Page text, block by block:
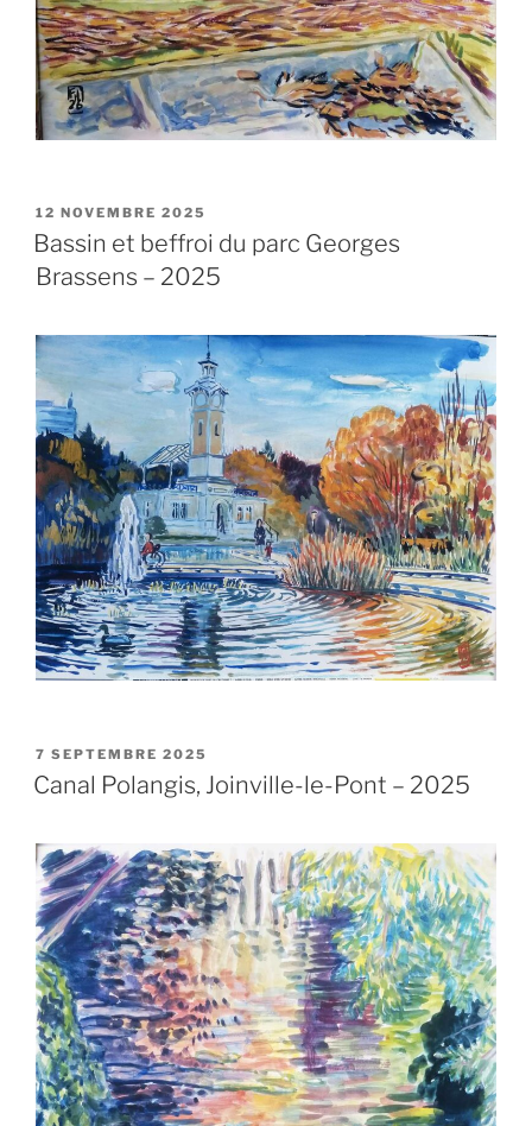
PUBLIÉ
LE
12 NOVEMBRE 2025
Bassin et beffroi du parc Georges
Brassens – 2025
PUBLIÉ
LE
7 SEPTEMBRE 2025
Canal Polangis, Joinville-le-Pont – 2025